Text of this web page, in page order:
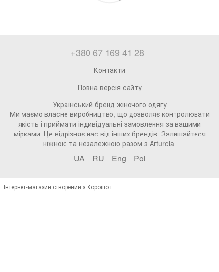
+380 67 169 41 28
Контакти
Повна версія сайту
Український бренд жіночого одягу
Ми маємо власне виробництво, що дозволяє контролювати
якість і приймати індивідуальні замовлення за вашими
мірками. Це відрізняє нас від інших брендів. Залишайтеся
ніжною та незалежною разом з Arturela.
UA RU Eng Pol
Інтернет-магазин створений з Хорошоп